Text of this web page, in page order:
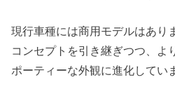
現行車種には商用モデルはあり
コンセプトを引き継ぎつつ、よ
ポーティーな外観に進化してい